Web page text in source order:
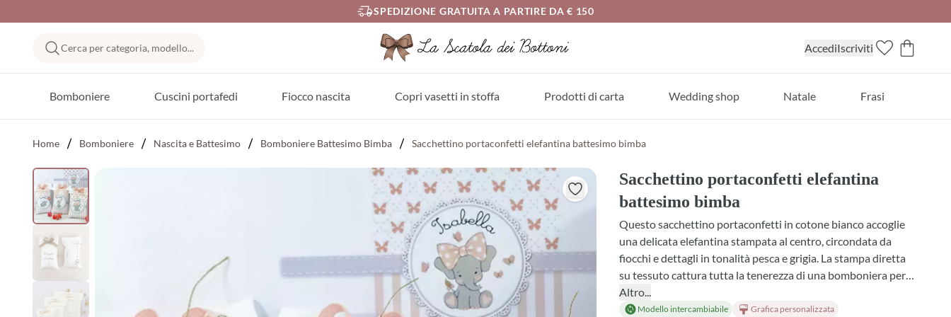
SPEDIZIONE GRATUITA A PARTIRE DA € 150
Cerca per categoria, modello... AccediIscriviti
Bomboniere Cuscini portafedi Fiocco nascita Copri vasetti in stoffa Prodotti di carta Wedding shop Natale Frasi
Home Bomboniere Nascita e Battesimo Bomboniere Battesimo Bimba Sacchettino portaconfetti elefantina battesimo bimba
Sacchettino portaconfetti elefantina
battesimo bimba
Questo sacchettino portaconfetti in cotone bianco accoglie
una delicata elefantina stampata al centro, circondata da
fiocchi e dettagli in tonalità pesca e grigia. La stampa diretta
su tessuto cattura tutta la tenerezza di una bomboniera per
battesimo, completa di nastro coordinato e fiocco legato a
mano. Personalizzabile in tessuto, profumazioni, scelta dei
Altro...
Modello intercambiabile Grafica personalizzata